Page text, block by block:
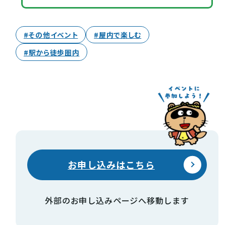
#その他イベント
#屋内で楽しむ
#駅から徒歩圏内
お申し込みはこちら
外部のお申し込みページへ移動します